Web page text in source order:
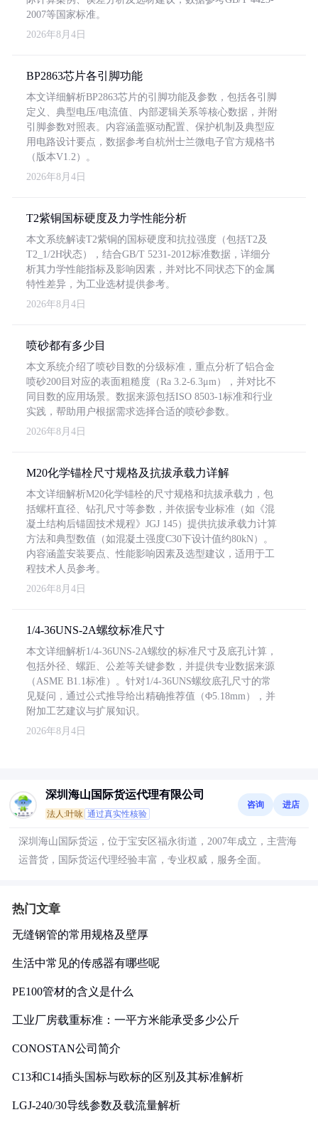
2007等国家标准。
2026年8月4日
BP2863芯片各引脚功能
本文详细解析BP2863芯片的引脚功能及参数，包括各引脚
定义、典型电压/电流值、内部逻辑关系等核心数据，并附
引脚参数对照表。内容涵盖驱动配置、保护机制及典型应
用电路设计要点，数据参考自杭州士兰微电子官方规格书
（版本V1.2）。
2026年8月4日
T2紫铜国标硬度及力学性能分析
本文系统解读T2紫铜的国标硬度和抗拉强度（包括T2及
T2_1/2H状态），结合GB/T 5231-2012标准数据，详细分
析其力学性能指标及影响因素，并对比不同状态下的金属
特性差异，为工业选材提供参考。
2026年8月4日
喷砂都有多少目
本文系统介绍了喷砂目数的分级标准，重点分析了铝合金
喷砂200目对应的表面粗糙度（Ra 3.2-6.3μm），并对比不
同目数的应用场景。数据来源包括ISO 8503-1标准和行业
实践，帮助用户根据需求选择合适的喷砂参数。
2026年8月4日
M20化学锚栓尺寸规格及抗拔承载力详解
本文详细解析M20化学锚栓的尺寸规格和抗拔承载力，包
括螺杆直径、钻孔尺寸等参数，并依据专业标准（如《混
凝土结构后锚固技术规程》JGJ 145）提供抗拔承载力计算
方法和典型数值（如混凝土强度C30下设计值约80kN）。
内容涵盖安装要点、性能影响因素及选型建议，适用于工
程技术人员参考。
2026年8月4日
1/4-36UNS-2A螺纹标准尺寸
本文详细解析1/4-36UNS-2A螺纹的标准尺寸及底孔计算，
包括外径、螺距、公差等关键参数，并提供专业数据来源
（ASME B1.1标准）。针对1/4-36UNS螺纹底孔尺寸的常
见疑问，通过公式推导给出精确推荐值（Φ5.18mm），并
附加工艺建议与扩展知识。
2026年8月4日
深圳海山国际货运代理有限公司
法人:叶咏 通过真实性核验
咨询 进店
深圳海山国际货运，位于宝安区福永街道，2007年成立，主营海
运普货，国际货运代理经验丰富，专业权威，服务全面。
热门文章
无缝钢管的常用规格及壁厚
生活中常见的传感器有哪些呢
PE100管材的含义是什么
工业厂房载重标准：一平方米能承受多少公斤
CONOSTAN公司简介
C13和C14插头国标与欧标的区别及其标准解析
LGJ-240/30导线参数及载流量解析